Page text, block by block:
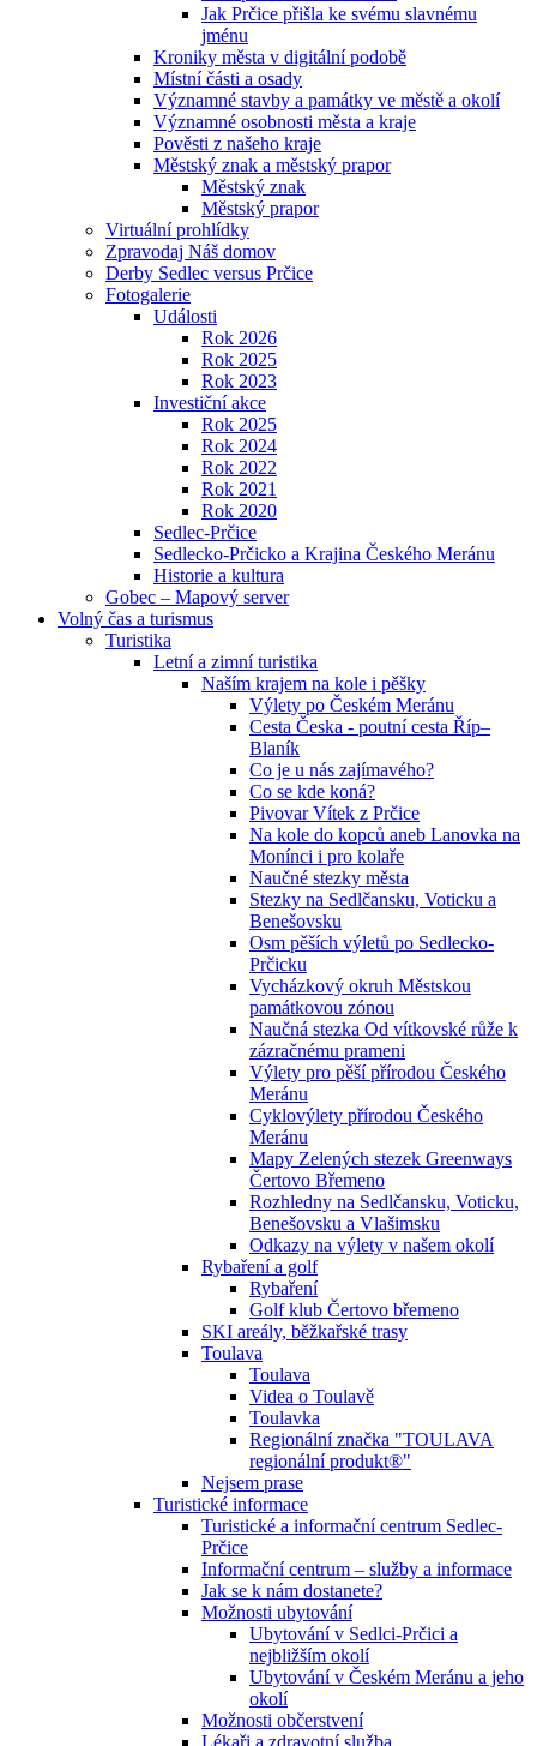
Jak Prčice přišla ke svému slavnému
jménu
Kroniky města v digitální podobě
Místní části a osady
Významné stavby a památky ve městě a okolí
Významné osobnosti města a kraje
Pověsti z našeho kraje
Městský znak a městský prapor
Městský znak
Městský prapor
Virtuální prohlídky
Zpravodaj Náš domov
Derby Sedlec versus Prčice
Fotogalerie
Události
Rok 2026
Rok 2025
Rok 2023
Investiční akce
Rok 2025
Rok 2024
Rok 2022
Rok 2021
Rok 2020
Sedlec-Prčice
Sedlecko-Prčicko a Krajina Českého Meránu
Historie a kultura
Gobec – Mapový server
Volný čas a turismus
Turistika
Letní a zimní turistika
Naším krajem na kole i pěšky
Výlety po Českém Meránu
Cesta Česka - poutní cesta Říp–
Blaník
Co je u nás zajímavého?
Co se kde koná?
Pivovar Vítek z Prčice
Na kole do kopců aneb Lanovka na
Monínci i pro kolaře
Naučné stezky města
Stezky na Sedlčansku, Voticku a
Benešovsku
Osm pěších výletů po Sedlecko-
Prčicku
Vycházkový okruh Městskou
památkovou zónou
Naučná stezka Od vítkovské růže k
zázračnému prameni
Výlety pro pěší přírodou Českého
Meránu
Cyklovýlety přírodou Českého
Meránu
Mapy Zelených stezek Greenways
Čertovo Břemeno
Rozhledny na Sedlčansku, Voticku,
Benešovsku a Vlašimsku
Odkazy na výlety v našem okolí
Rybaření a golf
Rybaření
Golf klub Čertovo břemeno
SKI areály, běžkařské trasy
Toulava
Toulava
Videa o Toulavě
Toulavka
Regionální značka "TOULAVA
regionální produkt®"
Nejsem prase
Turistické informace
Turistické a informační centrum Sedlec-
Prčice
Informační centrum – služby a informace
Jak se k nám dostanete?
Možnosti ubytování
Ubytování v Sedlci-Prčici a
nejbližším okolí
Ubytování v Českém Meránu a jeho
okolí
Možnosti občerstvení
Lékaři a zdravotní služba